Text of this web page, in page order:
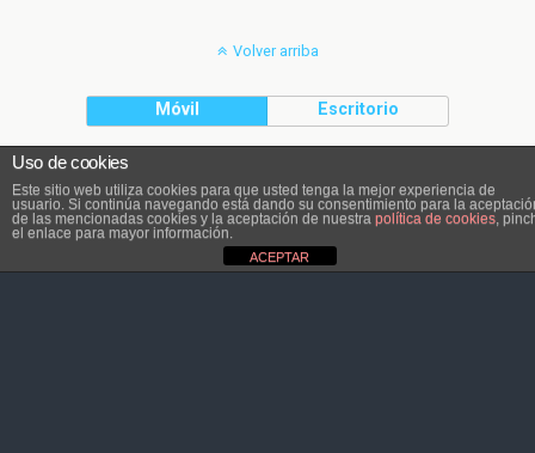
Volver arriba
Móvil Escritorio
El contenido pertenece a Atletaviajero.info
Uso de cookies
Este sitio web utiliza cookies para que usted tenga la mejor experiencia de
usuario. Si continúa navegando está dando su consentimiento para la
de las mencionadas cookies y la aceptación de nuestra política de cookies ,
el enlace para mayor información.
ACEPTAR